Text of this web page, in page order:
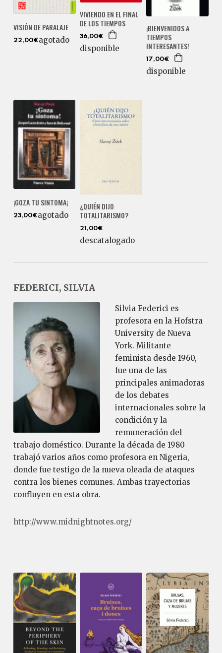
VISIÓN DE PARALAJE
22,00€agotado
VIVIENDO EN EL FINAL
DE LOS TIEMPOS
36,00€
disponible
¡BIENVENIDOS A
TIEMPOS
INTERESANTES!
17,00€
disponible
¡GOZA TU SINTOMA¡
23,00€agotado
¿QUIÉN DIJO
TOTALITARISMO?
21,00€
descatalogado
FEDERICI, SILVIA
Silvia Federici es
profesora en la Hofstra
University de Nueva
York. Militante
feminista desde 1960,
fue una de las
principales animadoras
de los debates
internacionales sobre la
condición y la
remuneración del
trabajo doméstico. Durante la década de 1980
trabajó varios años como profesora en Nigeria,
donde fue testigo de la nueva oleada de ataques
contra los bienes comunes. Ambas trayectorias
confluyen en esta obra.
http://www.midnightnotes.org/